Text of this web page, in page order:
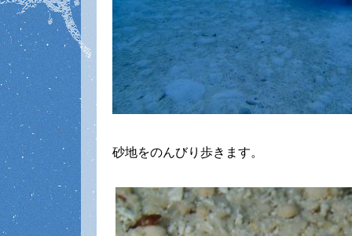
砂地をのんびり歩きます。